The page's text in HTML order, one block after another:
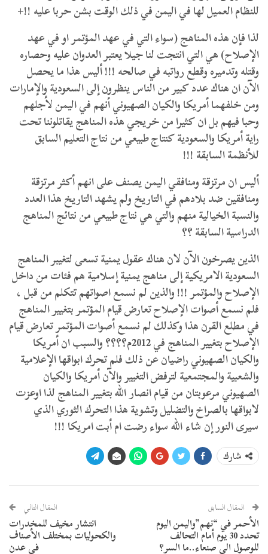
للنظام العميل لها في اليمن في ذلك الوقت بشن حربا عليه !!+
لذا فإن هذه المناهج (سواء التي في عهد المؤتمر او في عهد
الإصلاح) هي التي انتجت لنا جيلا يعتبر العدوان عليه وحصاره
وقتله وتدميره وقطع رواتبه في صالحه !!! أليس هذا ما يحصل
الآن ان هناك عدد كبير من الناس ينظرون إلى السعودية والإمارات
ومن خلفهما أمريكا والكيان الصهيوني أنهم في اليمن لأجلهم
وحبا فيهم بل ان كثيرا من خريجي هذه المناهج يقاتلوننا تحت
راية أمريكا والسعودية كنتاج طبيعي من نتاج التعليم السابق
للأنظمة السابقة !!!
أليس ان مرتزقة ومنافقي اليمن يصنف على انهم أكثر مرتزقة
ومنافقين ضد بلادهم في التاريخ ولم يشهد التاريخ هذا العدد
والنسبة الخيالية منهم والتي هي نتاج طبيعي من نتائج المناهج
الدراسية السابقة ؟؟
الذين يصرخون الآن لان هناك عقول يمنية تسعى لتغيبر المناهج
السعودية الامريكية إلى مناهج يمنية إسلامية هم فئات من داخل
الإصلاح والمؤتمر !!! والذين لم نسمع اصواتهم تتكلم من قبل ،
فلم نسمع أصوات الإصلاح تعارض قيام المؤتمر بتغيير المناهج
في مطلع القرن هذا وكذلك لم نسمع أصوات المؤتمر تعارض قيام
الإصلاح بتغيير المناهج في 2012م؟؟؟؟ والسبب ان أمريكا
والكيان الصهيوني راضيان عن ذلك فلم تحرك ابواقها الإعلامية
والشعبية والمجتمعية لترفض التغيير والآن أمريكا والكيان
الصهيوني مرعوبتان من قيام انصار الله بتغيير المناهج لذا اوعزت
لابواقها بالصراخ والتضليل وتشوية هذا التحرك الثوري الذي
سيرى النور إن شاء الله سواء رضت ام أبت امريكا !!!
شارك
المقال السابق
الأحمر في “نهم”واليمن اليوم
تحدد 30 يوم أمام التحالف
للوصول الى صنعاء..ما السر؟
المقال التالي
انتشار مخيف للمخدرات
والكحوليات بمختلف الأصناف
في عدن